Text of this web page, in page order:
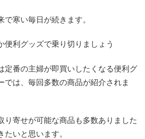
で寒い毎日が続きます。
便利グッズで乗り切りましょう
定番の主婦が即買いしたくなる便利グ
では、毎回多数の商品が紹介されま
り寄せが可能な商品も多数ありました
たいと思います。